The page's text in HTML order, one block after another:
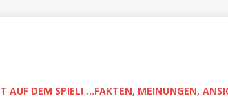
AUF DEM SPIEL! ...FAKTEN, MEINUNGEN,